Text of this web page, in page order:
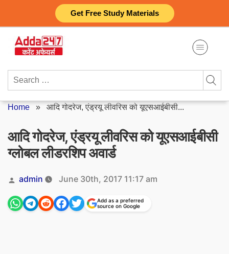
Get Free Study Materials
content
Search
Home » आदि गोदरेज, एंड्रयू लीवरिस को यूएसआईबीसी...
आदि गोदरेज, एंड्रयू लीवरिस को यूएसआईबीसी
ग्लोबल लीडरशिप अवार्ड
Posted
by
admin June 30th, 2017 11:17 am
Add as a preferred
source on Google